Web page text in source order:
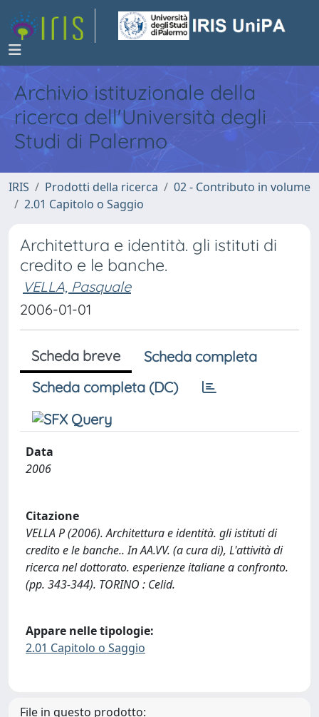
Archivio istituzionale della
ricerca dell'Università degli
Studi di Palermo
IRIS Prodotti della ricerca
02 - Contributo in volume
2.01 Capitolo o Saggio
Architettura e identità. gli istituti di
credito e le banche.
VELLA, Pasquale
2006-01-01
Scheda breve
Scheda completa
Scheda completa (DC)
Data
2006
Citazione
VELLA P (2006). Architettura e identità. gli istituti di
credito e le banche.. In AA.VV. (a cura di), L'attività di
ricerca nel dottorato. esperienze italiane a confronto.
(pp. 343-344). TORINO : Celid.
Appare nelle tipologie:
2.01 Capitolo o Saggio
File in questo prodotto: